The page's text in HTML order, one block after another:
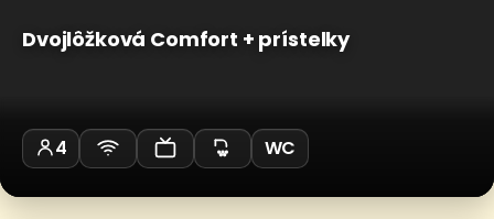
Dvojlôžková Comfort + prístelky
4 WC